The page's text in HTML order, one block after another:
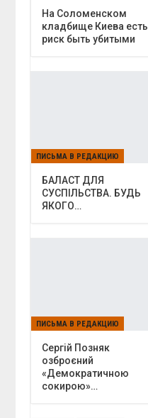
На Соломенском
кладбище Киева есть
риск быть убитыми
ПИСЬМА В РЕДАКЦИЮ
БАЛАСТ ДЛЯ
СУСПІЛЬСТВА. БУДЬ
ЯКОГО…
ПИСЬМА В РЕДАКЦИЮ
Сергій Позняк
озброєний
«Демократичною
сокирою»…